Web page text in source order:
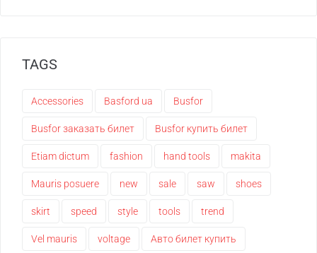
TAGS
Accessories Basford ua Busfor
Busfor заказать билет Busfor купить билет
Etiam dictum fashion hand tools makita
Mauris posuere new sale saw shoes
skirt speed style tools trend
Vel mauris voltage Авто билет купить